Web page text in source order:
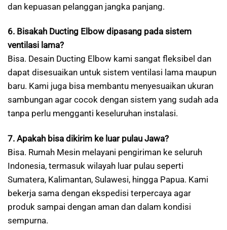
dan kepuasan pelanggan jangka panjang.
6. Bisakah Ducting Elbow dipasang pada sistem
ventilasi lama?
Bisa. Desain Ducting Elbow kami sangat fleksibel dan
dapat disesuaikan untuk sistem ventilasi lama maupun
baru. Kami juga bisa membantu menyesuaikan ukuran
sambungan agar cocok dengan sistem yang sudah ada
tanpa perlu mengganti keseluruhan instalasi.
7. Apakah bisa dikirim ke luar pulau Jawa?
Bisa. Rumah Mesin melayani pengiriman ke seluruh
Indonesia, termasuk wilayah luar pulau seperti
Sumatera, Kalimantan, Sulawesi, hingga Papua. Kami
bekerja sama dengan ekspedisi terpercaya agar
produk sampai dengan aman dan dalam kondisi
sempurna.